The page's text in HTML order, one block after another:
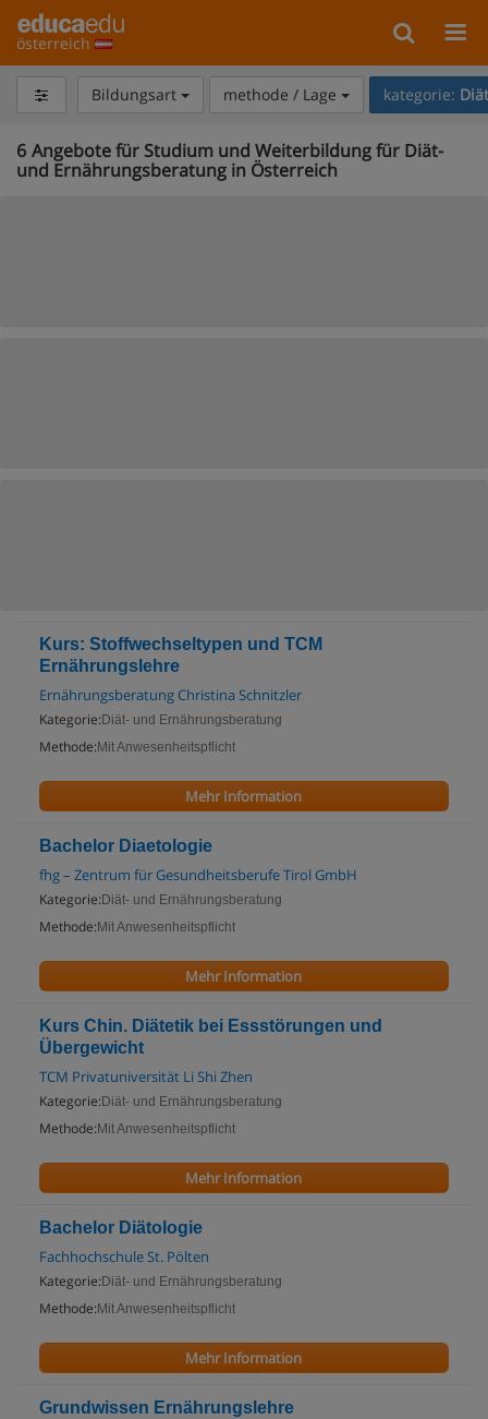
österreich
Bildungsart methode / Lage kategorie:
6 Angebote für Studium und Weiterbildung für Diät-
und Ernährungsberatung in Österreich
Kurs: Stoffwechseltypen und TCM
Ernährungslehre
Ernährungsberatung Christina Schnitzler
Kategorie: Diät- und Ernährungsberatung
Methode: Mit Anwesenheitspflicht
Mehr Information
Bachelor Diaetologie
fhg – Zentrum für Gesundheitsberufe Tirol GmbH
Kategorie: Diät- und Ernährungsberatung
Methode: Mit Anwesenheitspflicht
Mehr Information
Kurs Chin. Diätetik bei Essstörungen und
Übergewicht
TCM Privatuniversität Li Shi Zhen
Kategorie: Diät- und Ernährungsberatung
Methode: Mit Anwesenheitspflicht
Mehr Information
Bachelor Diätologie
Fachhochschule St. Pölten
Kategorie: Diät- und Ernährungsberatung
Methode: Mit Anwesenheitspflicht
Mehr Information
Grundwissen Ernährungslehre